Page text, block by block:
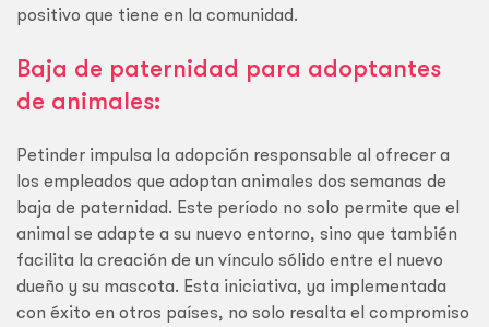
positivo que tiene en la comunidad.
Baja de paternidad para adoptantes
de animales:
Petinder impulsa la adopción responsable al ofrecer a
los empleados que adoptan animales dos semanas de
baja de paternidad. Este período no solo permite que el
animal se adapte a su nuevo entorno, sino que también
facilita la creación de un vínculo sólido entre el nuevo
dueño y su mascota. Esta iniciativa, ya implementada
con éxito en otros países, no solo resalta el compromiso